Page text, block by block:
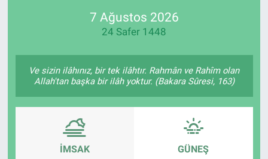
7 Ağustos 2026
24 Safer 1448
Ve sizin ilâhınız, bir tek ilâhtır. Rahmân ve Rahîm olan
Allah'tan başka bir ilâh yoktur. (Bakara Sûresi, 163)
İMSAK GÜNEŞ